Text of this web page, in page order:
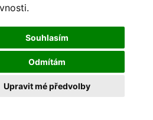
Souhlasím
Odmítám
Upravit mé předvolby
republika
12 Loděnice u Berouna
Slovensko
02 Závažná Poruba